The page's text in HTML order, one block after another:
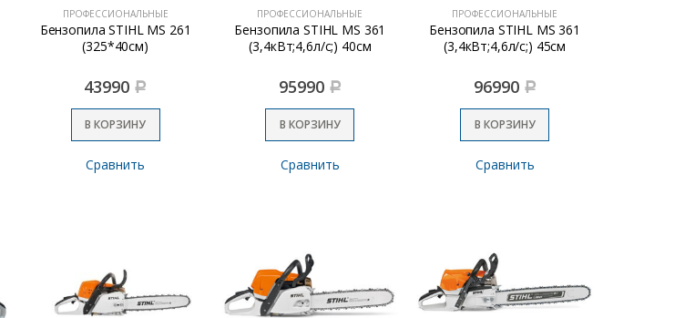
ПРОФЕССИОНАЛЬНЫЕ
Бензопила STIHL MS 261
(325*40см)
43990 Р
В КОРЗИНУ
Сравнить
ПРОФЕССИОНАЛЬНЫЕ
Бензопила STIHL MS 361
(3,4кВт;4,6л/с;) 40см
95990 Р
В КОРЗИНУ
Сравнить
ПРОФЕССИОНАЛЬНЫЕ
Бензопила STIHL MS 361
(3,4кВт;4,6л/с;) 45см
96990 Р
В КОРЗИНУ
Сравнить